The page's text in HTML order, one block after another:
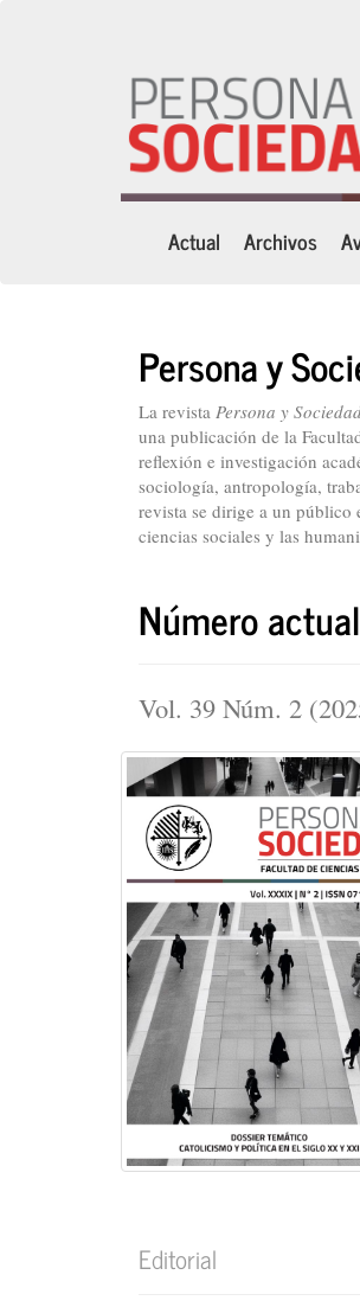
Actual Archivos
Persona y
La revista Persona y
una publicación de la
reflexión e investigación
sociología, antropología,
revista se dirige a un público
ciencias sociales y las
Número actual
Vol. 39 Núm. 2
Editorial